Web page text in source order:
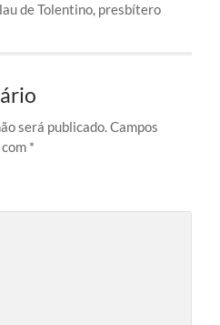
de Tolentino, presbítero
será publicado.Campos
*